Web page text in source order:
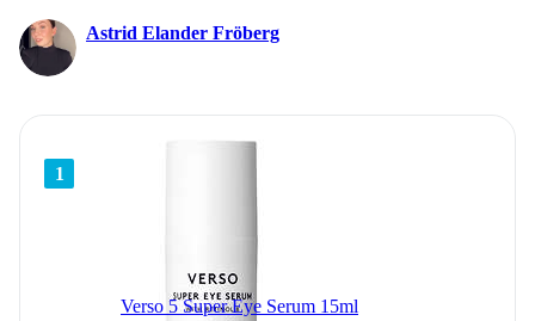
Astrid Elander Fröberg
1
Verso 5 Super Eye Serum 15ml